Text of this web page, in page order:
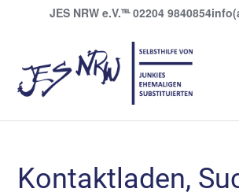
JES NRW e.V.℡02204 9840854
Kontaktladen,